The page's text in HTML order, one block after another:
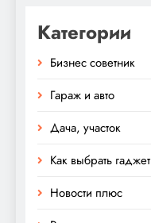
Категории
Бизнес советник
Гараж и авто
Дача, участок
Как выбрать гаджет
Новости плюс